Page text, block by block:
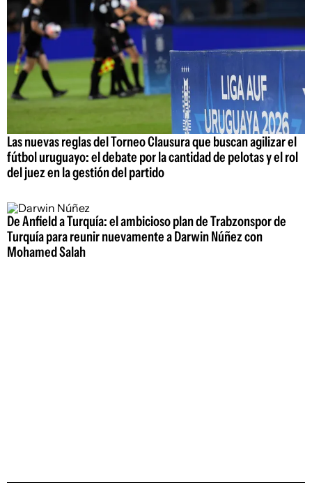
Las nuevas reglas del Torneo Clausura que buscan agilizar el
fútbol uruguayo: el debate por la cantidad de pelotas y el rol
del juez en la gestión del partido
De Anfield a Turquía: el ambicioso plan de Trabzonspor de
Turquía para reunir nuevamente a Darwin Núñez con
Mohamed Salah